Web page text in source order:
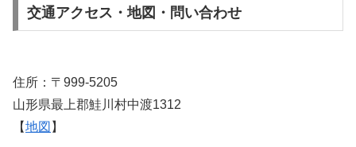
交通アクセス・地図・問い合わせ
住所：〒999-5205
山形県最上郡鮭川村中渡1312
【地図 】